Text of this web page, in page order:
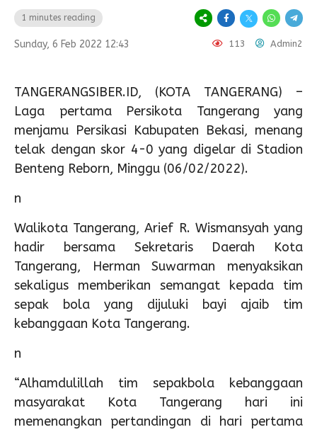
1 minutes reading
Sunday, 6 Feb 2022 12:43 113 Admin2
TANGERANGSIBER.ID, (KOTA TANGERANG) –
Laga pertama Persikota Tangerang yang
menjamu Persikasi Kabupaten Bekasi, menang
telak dengan skor 4-0 yang digelar di Stadion
Benteng Reborn, Minggu (06/02/2022).
n
Walikota Tangerang, Arief R. Wismansyah yang
hadir bersama Sekretaris Daerah Kota
Tangerang, Herman Suwarman menyaksikan
sekaligus memberikan semangat kepada tim
sepak bola yang dijuluki bayi ajaib tim
kebanggaan Kota Tangerang.
n
“Alhamdulillah tim sepakbola kebanggaan
masyarakat Kota Tangerang hari ini
memenangkan pertandingan di hari pertama